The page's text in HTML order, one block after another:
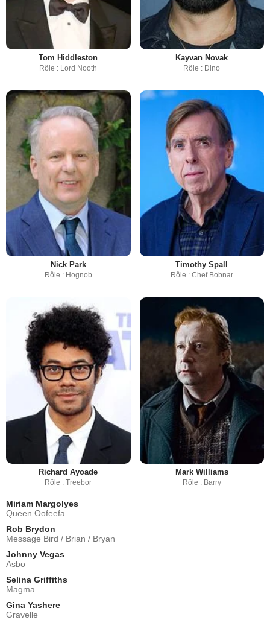
Tom Hiddleston
Rôle : Lord Nooth
Kayvan Novak
Rôle : Dino
Nick Park
Rôle : Hognob
Timothy Spall
Rôle : Chef Bobnar
Richard Ayoade
Rôle : Treebor
Mark Williams
Rôle : Barry
Miriam Margolyes
Queen Oofeefa
Rob Brydon
Message Bird / Brian / Bryan
Johnny Vegas
Asbo
Selina Griffiths
Magma
Gina Yashere
Gravelle